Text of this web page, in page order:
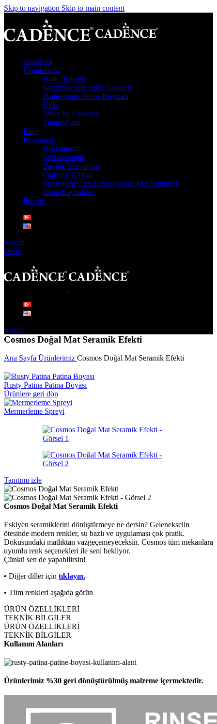
Skip to navigation Skip to main content
Anasayfa
Ürünlerimiz
Hobi Ürünleri
Sanatçılar İçin Boya Ürünleri
Profesyonel Duvar Boyaları
Kids
Pardo by Cadence
Tümünü gör
Blog
Kurumsal
Hakkımızda
İşbirliklerimiz
Bayilik Başvurusu
Cadence Global
Markanıza Özel Üretim ve OEM Çözümleri
İnsan Kaynakları
İletişim
Search
Menü
Search
Cosmos Doğal Mat Seramik Efekti
Ana Sayfa Ürünlerimiz Cosmos Doğal Mat Seramik Efekti
Rusty Patina Patina Boyası
Ürünlere geri dön
Mermerleme Spreyi
Tanıtımı izle
Cosmos Doğal Mat Seramik Efekti
Eskiyen seramiklerini dönüştürmeye ne dersin? Gelenekselin
ötesinde modern renkler, su bazlı ve uygulaması çok pratik.
Dokusundaki matlıktan vazgeçemeyeceksin. Cosmos tüm mekanlara
uyumlu renk seçenekleri ile seni bekliyor.
Çünkü sen de yapabilirsin!
• Diğer diller için tıklayın.
• Tüm renkleri aşağıda görün
ÜRÜN ÖZELLİKLERİ
TEKNİK BİLGİLER
ÜRÜN ÖZELLİKLERİ
TEKNİK BİLGİLER
Kullanım Alanları
Ürünlerimiz %30 geri dönüştürülmüş malzeme içermektedir.